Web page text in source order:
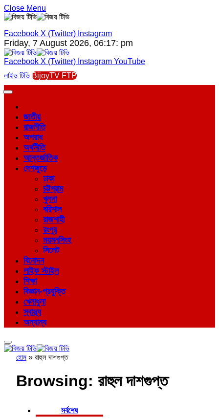
Close Menu
Facebook X (Twitter) Instagram
Friday, 7 August 2026, 06:17: pm
Facebook X (Twitter) Instagram YouTube
লাইভ টিভি BijoyTV FTP
জাতীয়
রাজনীতি
অপরাধ
অর্থনীতি
আন্তর্জাতিক
দেশজুড়ে
ঢাকা
চট্টগ্রাম
খুলনা
বরিশাল
রাজশাহী
রংপুর
ময়মনসিংহ
সিলেট
বিনোদন
লাইফ স্টাইল
শিক্ষা
বিজ্ঞান-প্রযুক্তি
খেলাধুলা
স্বাস্থ্য
অন্যান্য
হোম » রাহুল দাশগুপ্ত
Browsing: রাহুল দাশগুপ্ত
সর্বশেষ